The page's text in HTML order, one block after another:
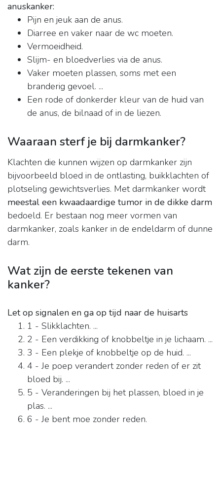
anuskanker:
Pijn en jeuk aan de anus.
Diarree en vaker naar de wc moeten.
Vermoeidheid.
Slijm- en bloedverlies via de anus.
Vaker moeten plassen, soms met een
branderig gevoel. ...
Een rode of donkerder kleur van de huid van
de anus, de bilnaad of in de liezen.
Waaraan sterf je bij darmkanker?
Klachten die kunnen wijzen op darmkanker zijn
bijvoorbeeld bloed in de ontlasting, buikklachten of
plotseling gewichtsverlies. Met darmkanker wordt
meestal een kwaadaardige tumor in de dikke darm
bedoeld. Er bestaan nog meer vormen van
darmkanker, zoals kanker in de endeldarm of dunne
darm.
Wat zijn de eerste tekenen van
kanker?
Let op signalen en ga op tijd naar de huisarts
1 - Slikklachten. ...
2 - Een verdikking of knobbeltje in je lichaam. ...
3 - Een plekje of knobbeltje op de huid. ...
4 - Je poep verandert zonder reden of er zit
bloed bij. ...
5 - Veranderingen bij het plassen, bloed in je
plas. ...
6 - Je bent moe zonder reden.